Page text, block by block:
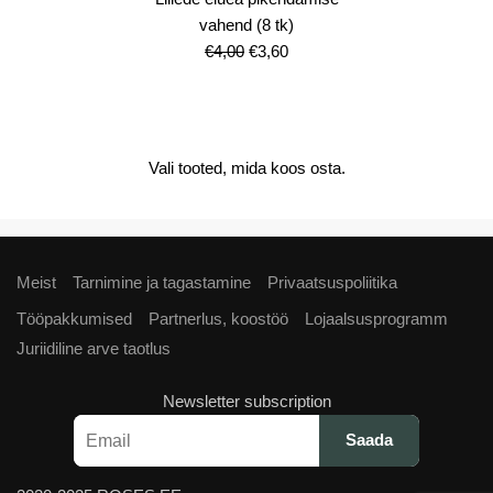
vahend (8 tk)
€4,00 Algne
€3,60Current
Vali tooted, mida koos osta.
Meist Tarnimine ja tagastamine
Privaatsuspoliitika
Tööpakkumised
Partnerlus, koostöö
Lojaalsusprogramm
Juriidiline arve taotlus
Newsletter subscription